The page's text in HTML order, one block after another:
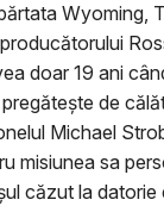
Wyoming,
doar 19 ani
de
Michael
misiunea sa
căzut la datorie